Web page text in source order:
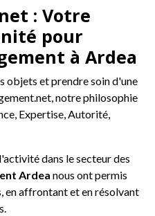
: Votre
pour
à Ardea
objets et prendre soin d'une
notre philosophie
Expertise, Autorité,
dans le secteur des
Ardea nous ont permis
en affrontant et en résolvant